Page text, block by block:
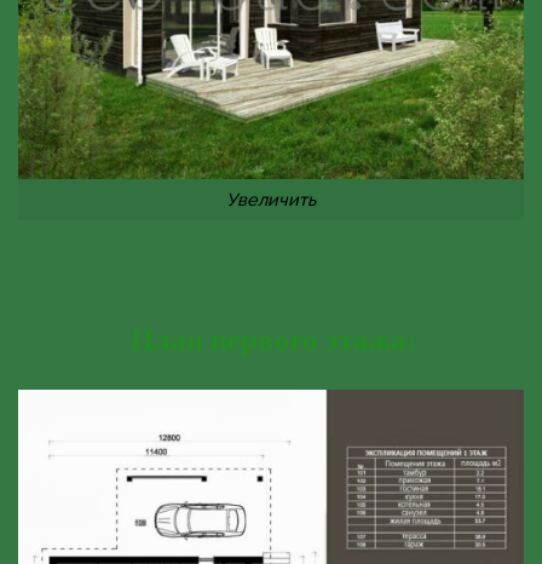
Увеличить
План первого этажа: